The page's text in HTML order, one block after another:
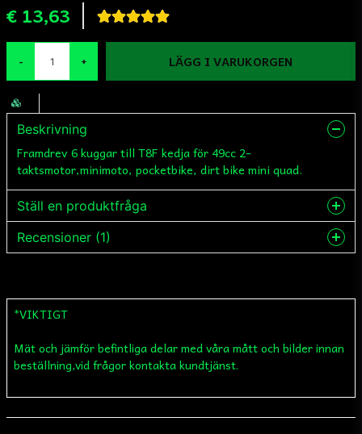
€ 13,63
- + LÄGG I VARUKORGEN
Beskrivning
Framdrev 6 kuggar till T8F kedja för 49cc 2-
taktsmotor,minimoto, pocketbike, dirt bike mini quad.
Ställ en produktfråga
question
Fråga oss något om denna produkten...
email
Mejladress
Recensioner (1)
1 kuukausi sitten
*VIKTIGT
Mät och jämför befintliga delar med våra mått och bilder innan
beställning,vid frågor kontakta kundtjänst.